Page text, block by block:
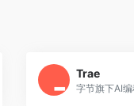
Trae
字节旗下AI